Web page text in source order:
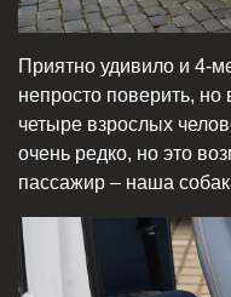
Приятно удивило и 4-
непросто поверить, но
четыре взрослых
очень редко, но это
пассажир – наша